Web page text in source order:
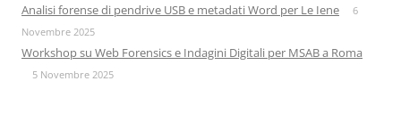
Analisi forense di pendrive USB e metadati Word per Le Iene
6
Novembre 2025
Workshop su Web Forensics e Indagini Digitali per MSAB a Roma
5 Novembre 2025